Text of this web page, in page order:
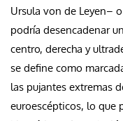
Ursula von de Leyen–
podría desencadenar
centro, derecha y
se define como
las pujantes extremas
euroescépticos, lo que